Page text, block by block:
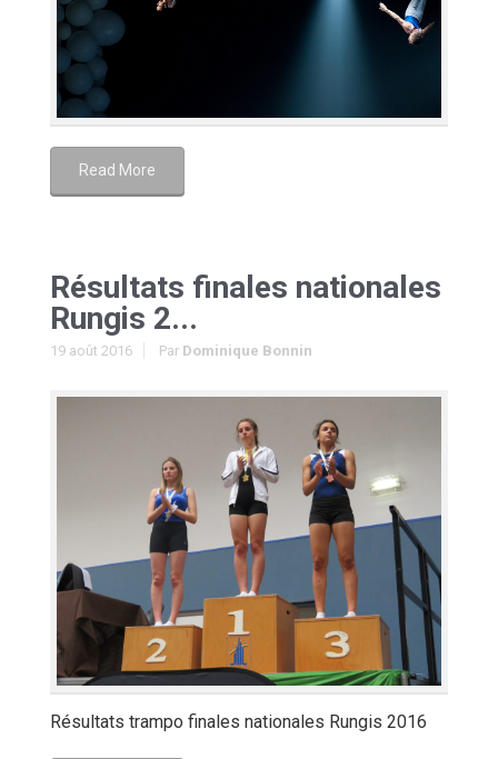
Read More
Résultats finales nationales
Rungis 2...
19 août 2016 Par Dominique Bonnin
Résultats trampo finales nationales Rungis 2016